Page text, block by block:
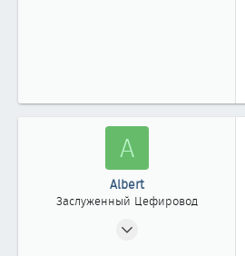
A
Albert
Заслуженный Цефировод